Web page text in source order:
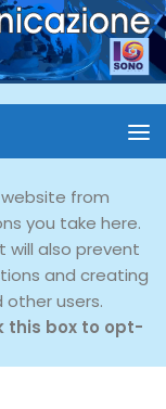
from
you take here.
will also prevent
and creating
users.
this box to opt-